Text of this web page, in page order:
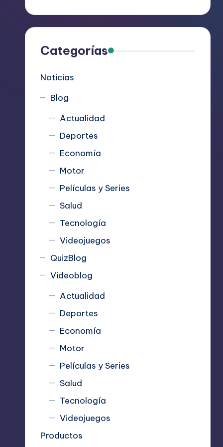
R
e
Categorías
Noticias
Blog
Actualidad
Deportes
Economía
Motor
Películas y Series
Salud
Tecnología
Videojuegos
QuizBlog
Videoblog
Actualidad
Deportes
Economía
Motor
Películas y Series
Salud
Tecnología
Videojuegos
Productos